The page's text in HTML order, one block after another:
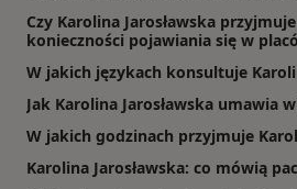
Czy Karolina Jarosławska
konieczności pojawiania się w
W jakich językach konsultuje
Jak Karolina Jarosławska umawia
W jakich godzinach przyjmuje
Karolina Jarosławska: co mówią